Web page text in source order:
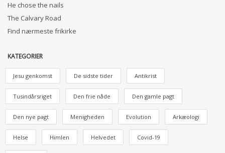
He chose the nails
The Calvary Road
Find nærmeste frikirke
KATEGORIER
Jesu genkomst De sidste tider Antikrist
Tusindårsriget Den frie nåde Den gamle pagt
Den nye pagt Menigheden Evolution Arkæologi
Helse Himlen Helvedet Covid-19